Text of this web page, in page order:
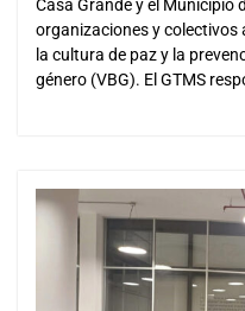
Casa Grande y el Municipio
organizaciones y
la cultura de paz y la
género (VBG). El GTMS